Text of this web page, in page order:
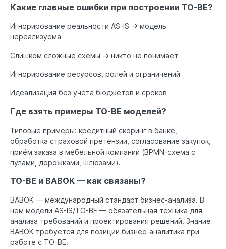
Какие главные ошибки при построении TO-BE?
Игнорирование реальности AS-IS → модель
нереализуема
Слишком сложные схемы → никто не понимает
Игнорирование ресурсов, ролей и ограничений
Идеализация без учёта бюджетов и сроков
Где взять примеры TO-BE моделей?
Типовые примеры: кредитный скоринг в банке,
обработка страховой претензии, согласование закупок,
приём заказа в мебельной компании (BPMN-схема с
пулами, дорожками, шлюзами).
TO-BE и BABOK — как связаны?
BABOK — международный стандарт бизнес-анализа. В
нём модели AS-IS/TO-BE — обязательная техника для
анализа требований и проектирования решений. Знание
BABOK требуется для позиции бизнес-аналитика при
работе с TO-BE.